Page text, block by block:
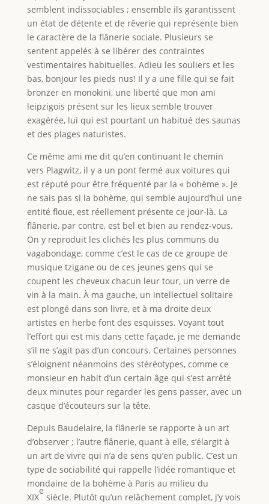
semblent indissociables ; ensemble ils garantissent
un état de détente et de rêverie qui représente bien
le caractère de la flânerie sociale. Plusieurs se
sentent appelés à se libérer des contraintes
vestimentaires habituelles. Adieu les souliers et les
bas, bonjour les pieds nus! Il y a une fille qui se fait
bronzer en monokini, une liberté que mon ami
leipzigois présent sur les lieux semble trouver
exagérée, lui qui est pourtant un habitué des saunas
et des plages naturistes.
Ce même ami me dit qu’en continuant le chemin
vers Plagwitz, il y a un pont fermé aux voitures qui
est réputé pour être fréquenté par la « bohème ». Je
ne sais pas si la bohème, qui semble aujourd’hui une
entité floue, est réellement présente ce jour-là. La
flânerie, par contre, est bel et bien au rendez-vous.
On y reproduit les clichés les plus communs du
vagabondage, comme c’est le cas de ce groupe de
musique tzigane ou de ces jeunes gens qui se
coupent les cheveux chacun leur tour, un verre de
vin à la main. À ma gauche, un intellectuel solitaire
est plongé dans son livre, et à ma droite deux
artistes en herbe font des esquisses. Voyant tout
l’effort qui est mis dans cette façade, je me demande
s’il ne s’agit pas d’un concours. Certaines personnes
s’éloignent néanmoins des stéréotypes, comme ce
monsieur en habit d’un certain âge qui s’est arrêté
deux minutes pour regarder les gens passer, avec un
casque d’écouteurs sur la tête.
Depuis Baudelaire, la flânerie se rapporte à un art
d’observer ; l’autre flânerie, quant à elle, s’élargit à
un art de vivre qui n’a de sens qu’en public. C’est un
type de sociabilité qui rappelle l’idée romantique et
mondaine de la bohème à Paris au milieu du
XIX
e
siècle. Plutôt qu’un relâchement complet, j’y vois